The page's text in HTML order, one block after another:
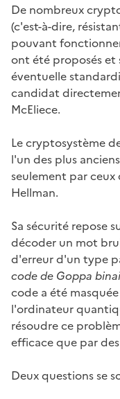
De nombreux
(c'est-à-dire,
pouvant
ont été proposés
éventuelle
candidat
McEliece.
Le cryptosystème
l'un des plus
seulement par ceux
Hellman.
Sa sécurité repose
décoder un mot
d'erreur d'un type
code de Goppa
code a été
l'ordinateur
résoudre ce
efficace que par
Deux questions se